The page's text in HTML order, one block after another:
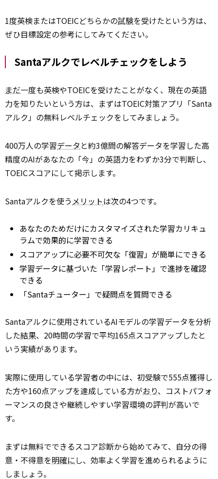
1度英検またはTOEICどちらかの試験を受けたという方は、
ぜひ目標設定の参考にしてみてください。
Santaアルクでレベルチェックをしよう
まだ一度も英検やTOEICを受けたことがなく、現在の英語
力を知りたいという方は、まずはTOEIC対策アプリ「Santa
アルク」の無料レベルチェックをしてみましょう。
400万人の学習データ と約3億問の解答データを学習した高
精度のAIがあなたの「今」の英語力をわずか3分で判断し、
TOEICスコアにして掲示します。
Santaアルクを使う メリットは次の4つです。
あなたのためだけにカスタマイズされた学習カリキュ
ラムで効果的に学習できる
スコアアップに必要不可欠な「復習」が簡単にできる
学習データに基づいた「学習レポート」で進捗を確認
できる
「Santaチューター」で疑問点を質問できる
Santaアルクに使用されているAIモデルの学習データを分析
した結果、20時間の学習で平均165点スコアアップしたと
いう実績があります。
実際に使用している学習者の中には、初受験で555点獲得し
た方や160点アップを達成している方がおり、コストパフォ
ーマンスの良さや継続しやすい学習環境の評判が高いで
す。
まずは無料でできるスコア診断から始めてみて、自分の得
意・不得意を明確にし、効率よく学習を進められるように
しましょう。